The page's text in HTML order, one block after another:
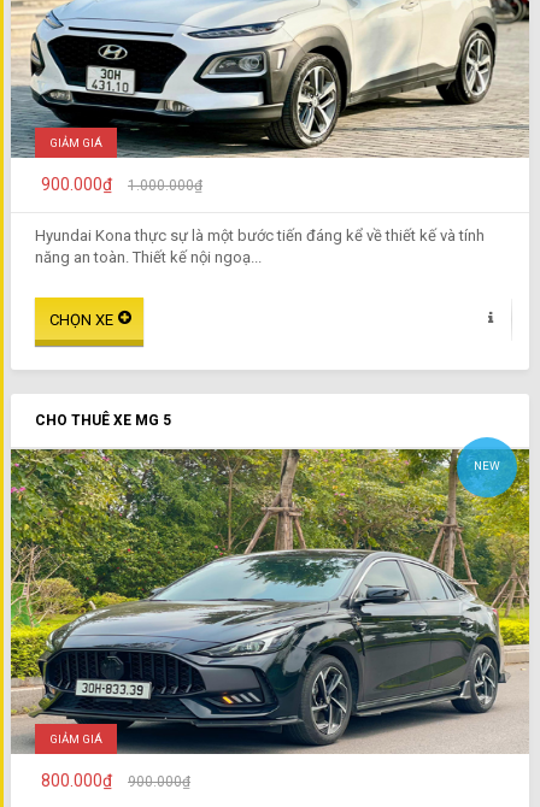
GIẢM GIÁ
900.000₫ 1.000.000₫
Hyundai Kona thực sự là một bước tiến đáng kể về thiết kế và tính
năng an toàn. Thiết kế nội ngoạ...
CHO THUÊ XE MG 5
NEW
GIẢM GIÁ
800.000₫ 900.000₫